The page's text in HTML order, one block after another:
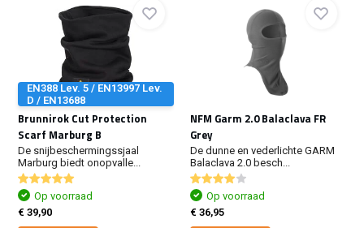
EN388 Lev. 5 / EN13997 Lev.
D / EN13688
Brunnirok Cut Protection
Scarf Marburg B
De snijbeschermingssjaal
Marburg biedt onopvalle...
Op voorraad
€ 39,90
NFM Garm 2.0 Balaclava FR
Grey
De dunne en vederlichte GARM
Balaclava 2.0 besch...
Op voorraad
€ 36,95